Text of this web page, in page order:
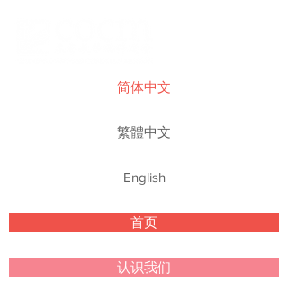
简体中文
繁體中文
English
首页
认识我们